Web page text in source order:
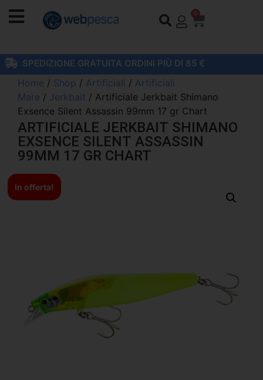
0
SPEDIZIONE GRATUITA ORDINI PIÙ DI 85 €
Home / Shop / Artificiali / Artificiali
Mare / Jerkbait / Artificiale Jerkbait Shimano
Exsence Silent Assassin 99mm 17 gr Chart
ARTIFICIALE JERKBAIT SHIMANO
EXSENCE SILENT ASSASSIN
99MM 17 GR CHART
In offerta!